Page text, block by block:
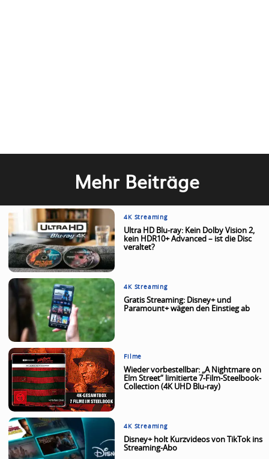
Mehr Beiträge
4K Streaming
Ultra HD Blu-ray: Kein Dolby Vision 2,
kein HDR10+ Advanced – ist die Disc
veraltet?
4K Streaming
Gratis Streaming: Disney+ und
Paramount+ wägen den Einstieg ab
Filme
Wieder vorbestellbar: „A Nightmare on
Elm Street“ limitierte 7-Film-Steelbook-
Collection (4K UHD Blu-ray)
4K Streaming
Disney+ holt Kurzvideos von TikTok ins
Streaming-Abo